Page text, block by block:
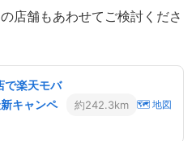
店舗もあわせてご検討くださ
で楽天モバ
キャンペ
約242.3km 🗺 地図